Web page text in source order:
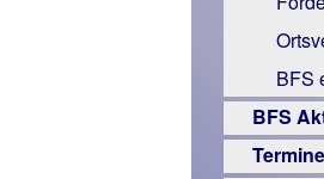
BFS
BFS